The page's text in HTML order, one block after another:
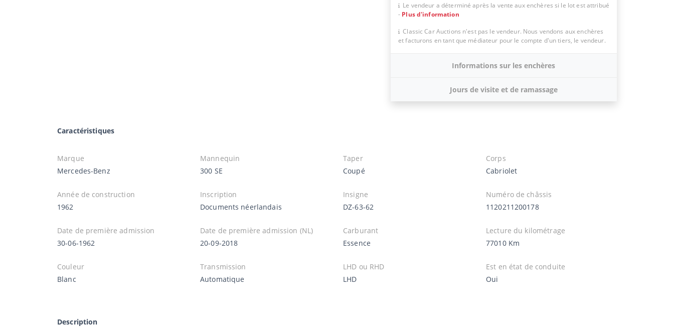
Le vendeur a déterminé après la vente aux enchères si le lot est attribué
- Plus d'information
Classic Car Auctions n'est pas le vendeur. Nous vendons aux enchères
et facturons en tant que médiateur pour le compte d'un tiers, le vendeur.
Informations sur les enchères
Jours de visite et de ramassage
Caractéristiques
Marque
Mercedes-Benz
Mannequin
300 SE
Taper
Coupé
Corps
Cabriolet
Année de construction
1962
Inscription
Documents néerlandais
Insigne
DZ-63-62
Numéro de châssis
1120211200178
Date de première admission
30-06-1962
Date de première admission (NL)
20-09-2018
Carburant
Essence
Lecture du kilométrage
77010 Km
Couleur
Blanc
Transmission
Automatique
LHD ou RHD
LHD
Est en état de conduite
Oui
Description